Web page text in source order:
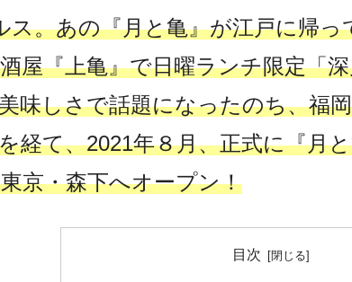
ス。あの『月と亀』が江戸に帰っ
屋『上亀』で日曜ランチ限定「
味しさで話題になったのち、福
経て、2021年８月、正式に『月
京・森下へオープン！
目次